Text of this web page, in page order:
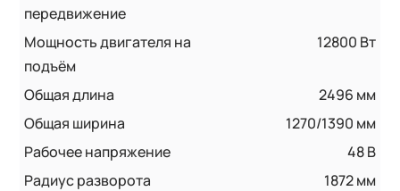
передвижение
Мощность двигателя на
подъём
12800 Вт
Общая длина
2496 мм
Общая ширина
1270/1390 мм
Рабочее напряжение
48 В
Радиус разворота
1872 мм